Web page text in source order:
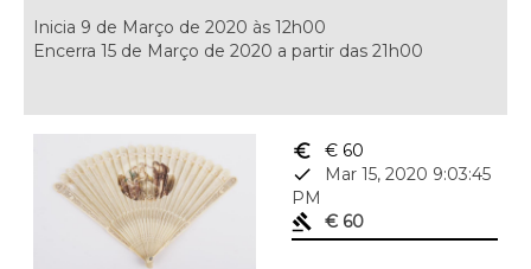
Inicia 9 de Março de 2020 às 12h00
Encerra 15 de Março de 2020 a partir das 21h00
euro_symbol
€ 60
done
Mar 15, 2020 9:03:45
PM
gavel
€ 60